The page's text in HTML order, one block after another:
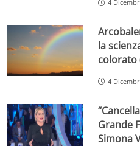
4
la
colorato
4
Grande
Simona